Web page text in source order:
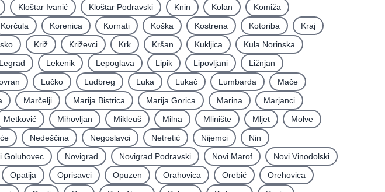
Kloštar Ivanić Kloštar Podravski Knin Kolan
Komiža
Korčula Korenica Kornati Koška Kostrena Kotoriba
Kraj
Križ Križevci Krk Kršan Kukljica
Kula Norinska
Legrad Lekenik Lepoglava Lipik Lipovljani
Ližnjan
Lučko Ludbreg Luka Lukač Lumbarda
Mače
Marčelji Marija Bistrica Marija Gorica Marina
Marjanci
Metković Mihovljan Mikleuš Milna Mlinište Mljet
Molve
Nedeščina Negoslavci Netretić Nijemci
Nin
Golubovec Novigrad Novigrad Podravski Novi Marof
Novi Vinodolski
Opatija Oprisavci Opuzen Orahovica Orebić
Orehovica